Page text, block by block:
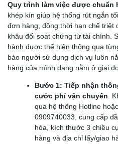
Quy trình làm việc được chuẩn
khép kín giúp hệ thống rút ngắn
đơn hàng, đồng thời hạn chế triệt
khâu đối soát chứng từ tài chính.
hành được thể hiện thông qua
bảo người sử dụng dịch vụ luôn
hàng của mình đang nằm ở giai
Bước 1: Tiếp nhận
cước phí vận chuyển.
qua hệ thống Hotline
0909740033, cung cấp
hóa, kích thước 3 chiều
hàng và địa chỉ lấy/giao